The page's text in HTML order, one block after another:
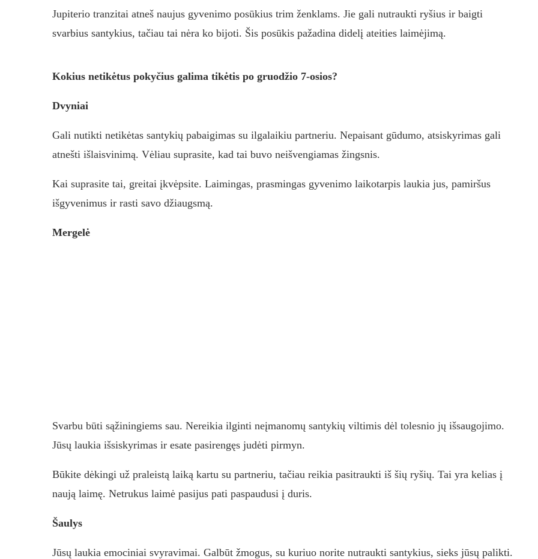
Jupiterio tranzitai atneš naujus gyvenimo posūkius trim ženklams. Jie gali nutraukti ryšius ir baigti
svarbius santykius, tačiau tai nėra ko bijoti. Šis posūkis pažadina didelį ateities laimėjimą.
Kokius netikėtus pokyčius galima tikėtis po gruodžio 7-osios?
Dvyniai
Gali nutikti netikėtas santykių pabaigimas su ilgalaikiu partneriu. Nepaisant gūdumo, atsiskyrimas gali
atnešti išlaisvinimą. Vėliau suprasite, kad tai buvo neišvengiamas žingsnis.
Kai suprasite tai, greitai įkvėpsite. Laimingas, prasmingas gyvenimo laikotarpis laukia jus, pamiršus
išgyvenimus ir rasti savo džiaugsmą.
Mergelė
Svarbu būti sąžiningiems sau. Nereikia ilginti neįmanomų santykių viltimis dėl tolesnio jų išsaugojimo.
Jūsų laukia išsiskyrimas ir esate pasirengęs judėti pirmyn.
Būkite dėkingi už praleistą laiką kartu su partneriu, tačiau reikia pasitraukti iš šių ryšių. Tai yra kelias į
naują laimę. Netrukus laimė pasijus pati paspaudusi į duris.
Šaulys
Jūsų laukia emociniai svyravimai. Galbūt žmogus, su kuriuo norite nutraukti santykius, sieks jūsų palikti.